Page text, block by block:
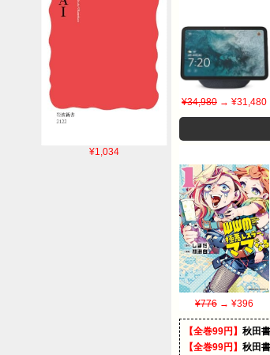
¥1,034
¥34,980 → ¥31,480
¥776 → ¥396
【全巻99円】 秋田
【全巻99円】 秋田